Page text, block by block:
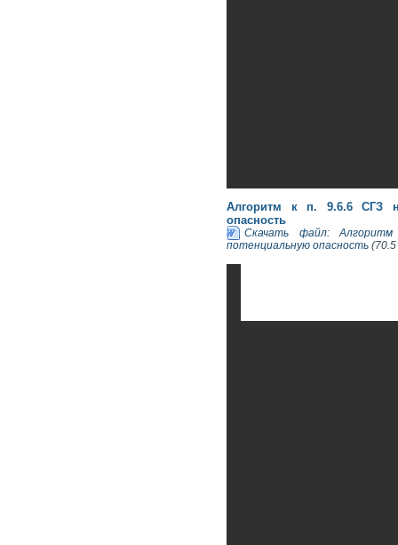
Алгоритм к п. 9.6.6 СГЗ
опасность
Скачать файл:
потенциальную опасность